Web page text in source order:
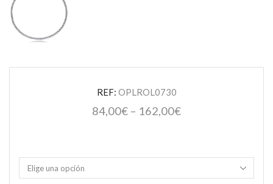
REF: OPLROL0730
84,00€ – 162,00€